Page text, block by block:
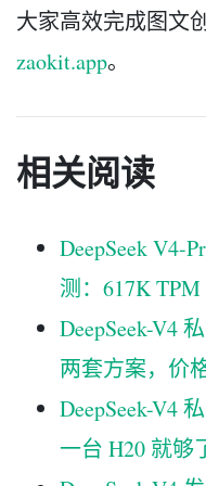
大家高效完成图文
zaokit.app。
相关阅读
DeepSeek V4-
测：617K
DeepSeek-V4
两套方案，价
DeepSeek-V4
一台 H20 就够